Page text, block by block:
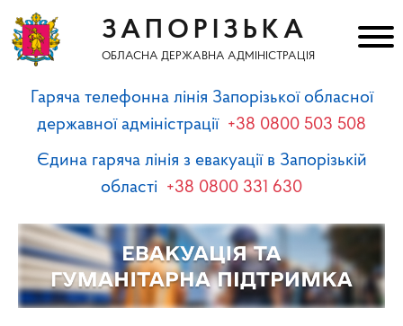
ЗАПОРІЗЬКА
ОБЛАСНА ДЕРЖАВНА АДМІНІСТРАЦІЯ
Гаряча телефонна лінія Запорізької обласної
державної адміністрації +38 0800 503 508
Єдина гаряча лінія з евакуації в Запорізькій
області +38 0800 331 630